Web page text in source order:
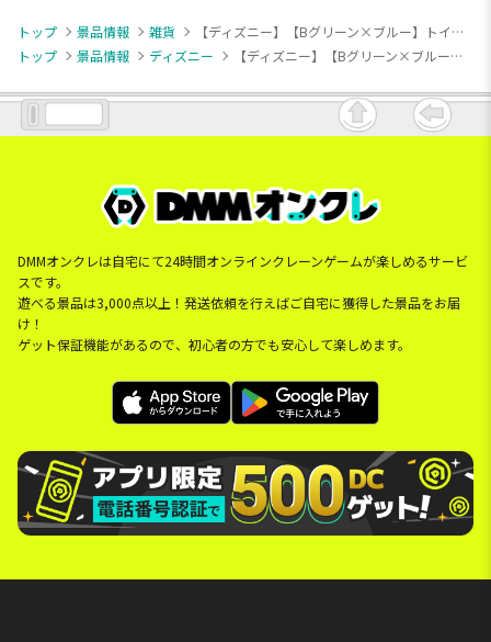
トップ 景品情報 雑貨
【ディズニー】【Bグリーン×ブルー】トイ・ストーリー [PtZ]収納ボックスチェア
トップ
景品情報 ディズニー 【ディズニー】【Bグリーン×ブルー】トイ・ストーリー [PtZ]収納ボックスチェア
DMMオンクレは自宅にて24時間オンラインクレーンゲームが楽しめるサービ
スです。
遊べる景品は3,000点以上！発送依頼を行えばご自宅に獲得した景品をお届
け！
ゲット保証機能があるので、初心者の方でも安心して楽しめます。